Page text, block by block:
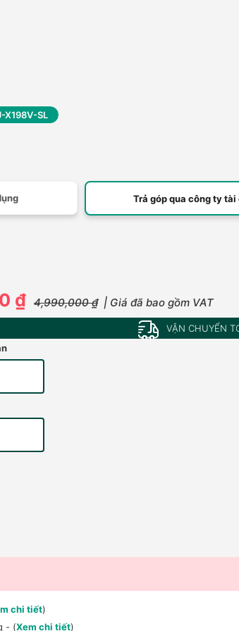
X198V-SL
Trả góp qua công ty tài
₫ 4,990,000 ₫ | Giá đã bao gồm VAT
VẬN CHUYỂN
chi tiết)
- (Xem chi tiết)